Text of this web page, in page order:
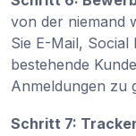
von der niemand
Sie E-Mail, Social
bestehende
Anmeldungen zu
Schritt 7: